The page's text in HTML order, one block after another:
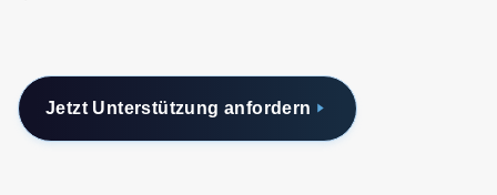
Jetzt Unterstützung anfordern